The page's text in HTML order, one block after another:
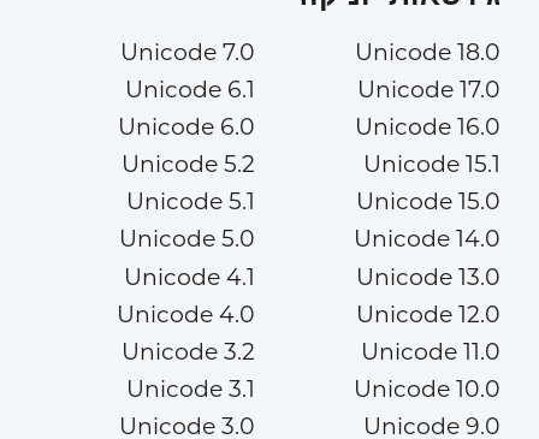
Unicode 18.0
Unicode 17.0
Unicode 16.0
Unicode 15.1
Unicode 15.0
Unicode 14.0
Unicode 13.0
Unicode 12.0
Unicode 11.0
Unicode 10.0
Unicode 9.0
Unicode 7.0
Unicode 6.1
Unicode 6.0
Unicode 5.2
Unicode 5.1
Unicode 5.0
Unicode 4.1
Unicode 4.0
Unicode 3.2
Unicode 3.1
Unicode 3.0